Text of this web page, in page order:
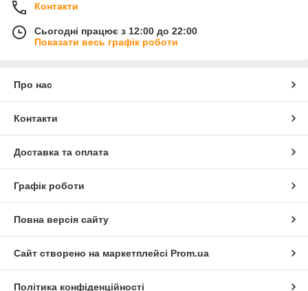
Контакти
Сьогодні працює з 12:00 до 22:00
Показати весь графік роботи
Про нас
Контакти
Доставка та оплата
Графік роботи
Повна версія сайту
Сайт створено на маркетплейсі Prom.ua
Політика конфіденційності